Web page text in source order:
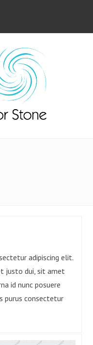
adipiscing elit.
justo dui, sit amet
id nunc posuere
purus consectetur